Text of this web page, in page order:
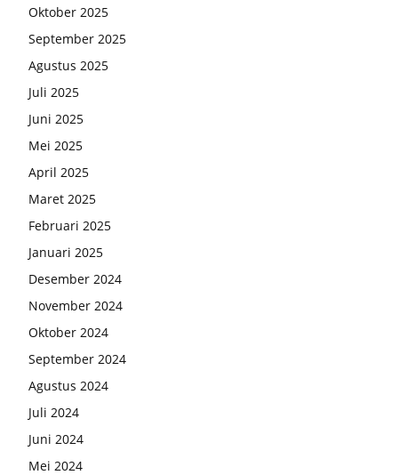
Oktober 2025
September 2025
Agustus 2025
Juli 2025
Juni 2025
Mei 2025
April 2025
Maret 2025
Februari 2025
Januari 2025
Desember 2024
November 2024
Oktober 2024
September 2024
Agustus 2024
Juli 2024
Juni 2024
Mei 2024